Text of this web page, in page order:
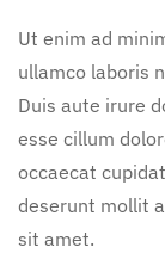
Ut enim ad
ullamco laboris
Duis aute irure
esse cillum
occaecat
deserunt mollit
sit amet.